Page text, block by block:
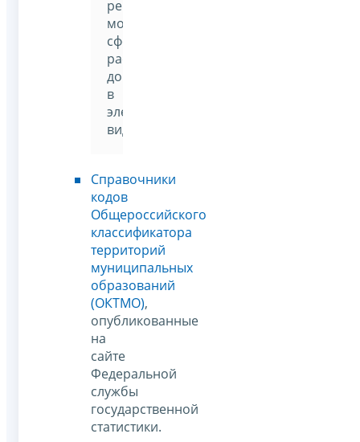
реквизитов
можно
сформировать
расчетный
документ
в
электронном
виде
Справочники
кодов
Общероссийского
классификатора
территорий
муниципальных
образований
(ОКТМО),
опубликованные
на
сайте
Федеральной
службы
государственной
статистики.